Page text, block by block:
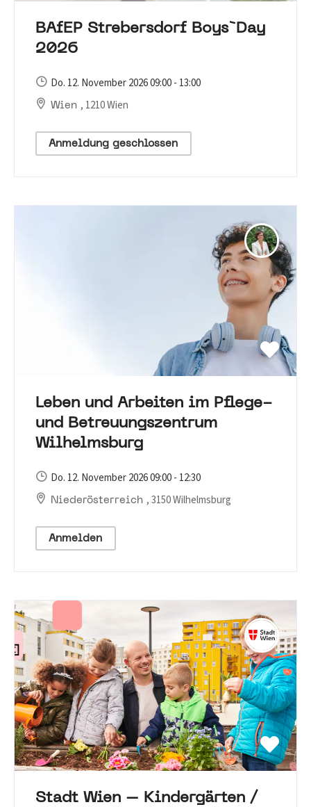
BAfEP Strebersdorf Boys`Day
2026
Do. 12. November 2026 09:00 - 13:00
Wien , 1210 Wien
Anmeldung geschlossen
Leben und Arbeiten im Pflege-
und Betreuungszentrum
Wilhelmsburg
Do. 12. November 2026 09:00 - 12:30
Niederösterreich , 3150 Wilhelmsburg
Anmelden
Stadt Wien – Kindergärten /